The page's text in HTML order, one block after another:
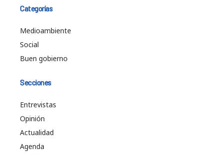
Categorías
Medioambiente
Social
Buen gobierno
Secciones
Entrevistas
Opinión
Actualidad
Agenda